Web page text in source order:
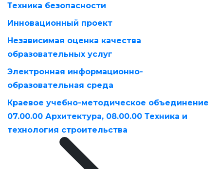
Техника безопасности
Инновационный проект
Независимая оценка качества
образовательных услуг
Электронная информационно-
образовательная среда
Краевое учебно-методическое объединение
07.00.00 Архитектура, 08.00.00 Техника и
технология строительства